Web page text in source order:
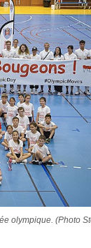
olympique. (Photo